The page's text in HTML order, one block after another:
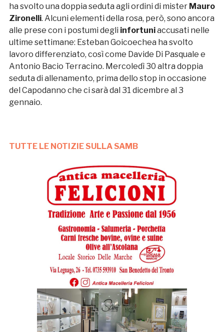
ha svolto una doppia seduta agli ordini di mister Mauro
Zironelli. Alcuni elementi della rosa, però, sono ancora
alle prese con i postumi degli infortuniaccusati nelle
ultime settimane: Esteban Goicoechea ha svolto
lavoro differenziato, così come Davide Di Pasquale e
Antonio Bacio Terracino. Mercoledì 30 altra doppia
seduta di allenamento, prima dello stop in occasione
del Capodanno che ci sarà dal 31 dicembre al 3
gennaio.
TUTTE LE NOTIZIE SULLA SAMB